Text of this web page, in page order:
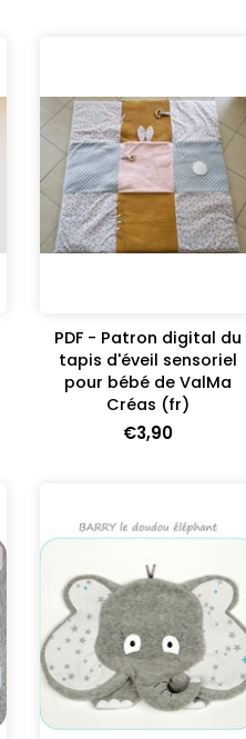
PDF - Patron digital du
tapis d'éveil sensoriel
pour bébé de ValMa
Créas (fr)
€3,90